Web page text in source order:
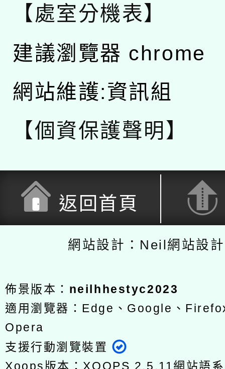
【處室分機表】
建議瀏覽器 chrome
網站維護:資訊組
【個資保護聲明】
返回首頁
網站設計：Neil網站設
佈景版本： neilhhestyc2023
適用瀏覽器：Edge、Google、
Opera
支援行動瀏覽裝置
Xoops版本： XOOPS 2.5.11網站語